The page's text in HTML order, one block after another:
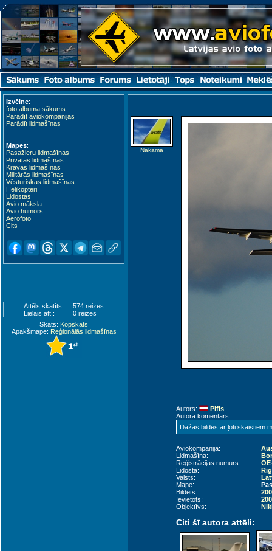
Izvēlne:
foto albuma sākums
Parādīt aviokompānijas
Parādīt lidmašīnas
Mapes:
Pasažieru lidmašīnas
Privātās lidmašīnas
Kravas lidmašīnas
Militārās lidmašīnas
Vēsturiskas lidmašīnas
Helikopteri
Lidostas
Avio māksla
Avio humors
Aerofoto
Cits
Attēls skatīts:
574 reizes
Lielais att.:
0 reizes
Skats: Kopskats
Apakšmape: Reģionālās lidmašīnas
Nākamā
Autors:
Pifis
Autora komentārs:
Dažas bildes ar ļoti skaistiem
Aviokompānija:
Lidmašīna:
Reģistrācijas numurs:
Lidosta:
Valsts:
Mape:
Bildēts:
Ievietots:
Objektīvs:
Citi šī autora attēli: